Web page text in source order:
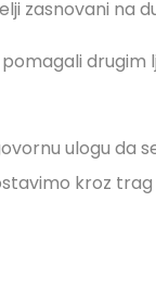
zasnovani na
drugim
ulogu da
kroz